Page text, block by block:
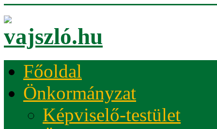
Főoldal
Önkormányzat
Képviselő-testület